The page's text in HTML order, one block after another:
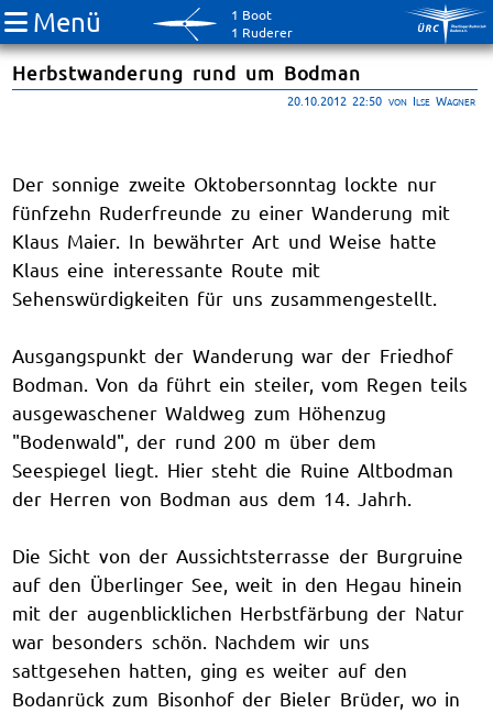
1 Boot
1 Ruderer
Menü
Herbstwanderung rund um Bodman
20.10.2012 22:50 von Ilse Wagner
Der sonnige zweite Oktobersonntag lockte nur
fünfzehn Ruderfreunde zu einer Wanderung mit
Klaus Maier. In bewährter Art und Weise hatte
Klaus eine interessante Route mit
Sehenswürdigkeiten für uns zusammengestellt.
Ausgangspunkt der Wanderung war der Friedhof
Bodman. Von da führt ein steiler, vom Regen teils
ausgewaschener Waldweg zum Höhenzug
"Bodenwald", der rund 200 m über dem
Seespiegel liegt. Hier steht die Ruine Altbodman
der Herren von Bodman aus dem 14. Jahrh.
Die Sicht von der Aussichtsterrasse der Burgruine
auf den Überlinger See, weit in den Hegau hinein
mit der augenblicklichen Herbstfärbung der Natur
war besonders schön. Nachdem wir uns
sattgesehen hatten, ging es weiter auf den
Bodanrück zum Bisonhof der Bieler Brüder, wo in